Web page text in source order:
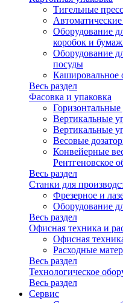
Тигельные
Оборудование
коробок и
Оборудование
посуды
Кашировальное
Весь раздел
Фасовка и упаковка
Вертикальные
Вертикальные
Весовые
Конвейерные
Рентгеновское
Весь раздел
Станки для
Фрезерное и
Оборудование
Весь раздел
Офисная техника и
Офисная
Расходные
Весь раздел
Технологическое
Весь раздел
Сервис